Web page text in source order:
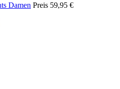
Damen Preis 59,95 €